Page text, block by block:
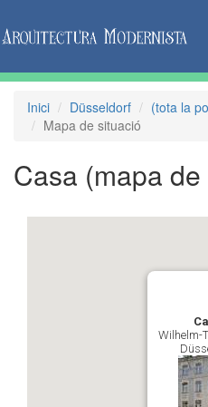
Inici Düsseldorf (tota la
Mapa de situació
Casa (mapa
Wilhelm-